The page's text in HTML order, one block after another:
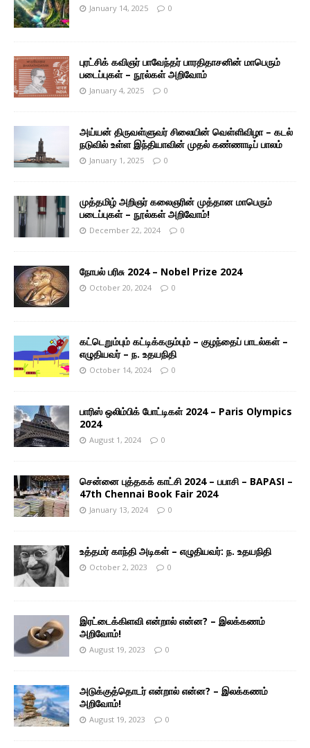
January 14, 2025 0
புரட்சிக் கவிஞர் பாவேந்தர் பாரதிதாசனின் மாபெரும்
படைப்புகள் – நூல்கள் அறிவோம்
January 4, 2025 0
அய்யன் திருவள்ளுவர் சிலையின் வெள்ளிவிழா – கடல்
நடுவில் உள்ள இந்தியாவின் முதல் கண்ணாடிப் பாலம்
January 1, 2025 0
முத்தமிழ் அறிஞர் கலைஞரின் முத்தான மாபெரும்
படைப்புகள் – நூல்கள் அறிவோம்!
December 22, 2024 0
நோபல் பரிசு 2024 – Nobel Prize 2024
October 20, 2024 0
கட்டெறும்பும் கட்டிக்கரும்பும் – குழந்தைப் பாடல்கள் –
எழுதியவர் – ந. உதயநிதி
October 14, 2024 0
பாரிஸ் ஒலிம்பிக் போட்டிகள் 2024 – Paris Olympics
2024
August 1, 2024 0
சென்னை புத்தகக் காட்சி 2024 – பபாசி – BAPASI –
47th Chennai Book Fair 2024
January 13, 2024 0
உத்தமர் காந்தி அடிகள் – எழுதியவர்: ந. உதயநிதி
October 2, 2023 0
இரட்டைக்கிளவி என்றால் என்ன? – இலக்கணம்
அறிவோம்!
August 19, 2023 0
அடுக்குத்தொடர் என்றால் என்ன? – இலக்கணம்
அறிவோம்!
August 19, 2023 0